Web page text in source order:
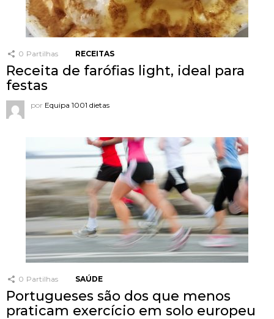
0 Partilhas RECEITAS
Receita de farófias light, ideal para
festas
por Equipa 1001 dietas
0 Partilhas SAÚDE
Portugueses são dos que menos
praticam exercício em solo europeu